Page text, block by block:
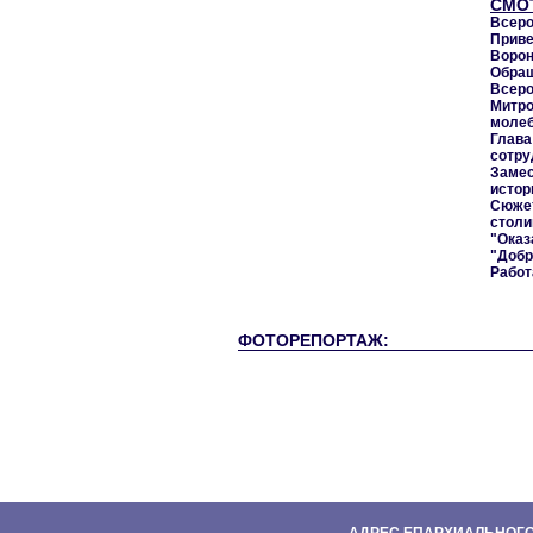
ФОТОРЕПОРТАЖ: